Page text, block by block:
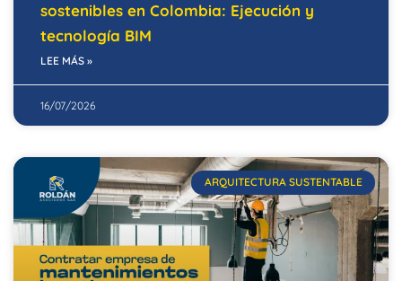
sostenibles en Colombia: Ejecución y
tecnología BIM
LEE MÁS »
16/07/2026
ARQUITECTURA SUSTENTABLE